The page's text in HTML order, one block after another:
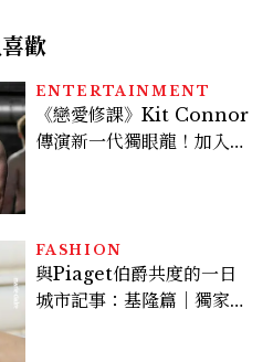
調，性感張力令人一聞上癮
歡
ENTERTAINMENT
《戀愛修課》Kit Connor
傳演新一代獨眼龍！加入新
FASHION
與Piaget伯爵共度的一日
城市記事：基隆篇｜獨家影